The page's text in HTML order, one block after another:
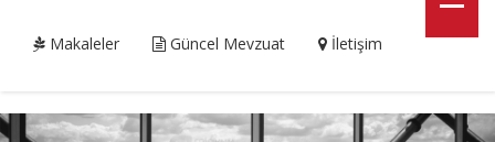
Makaleler Güncel Mevzuat İletişim